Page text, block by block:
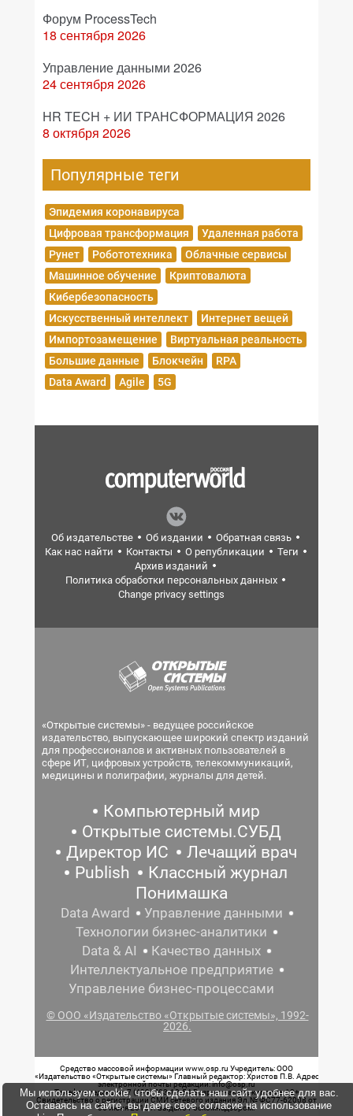
Форум ProcessTech
18 сентября 2026
Управление данными 2026
24 сентября 2026
HR TECH + ИИ ТРАНСФОРМАЦИЯ 2026
8 октября 2026
Популярные теги
Эпидемия коронавируса
Цифровая трансформация
Удаленная работа
Рунет
Робототехника
Облачные сервисы
Машинное обучение
Криптовалюта
Кибербезопасность
Искусственный интеллект
Интернет вещей
Импортозамещение
Виртуальная реальность
Большие данные
Блокчейн
RPA
Data Award
Agile 5G
Об издательстве Об издании
Обратная связь
Как нас найти
Контакты О републикации
Теги
Архив изданий
Политика обработки персональных данных
Change privacy settings
«Открытые системы» - ведущее российское
издательство, выпускающее широкий спектр изданий
для профессионалов и активных пользователей в
сфере ИТ, цифровых устройств, телекоммуникаций,
медицины и полиграфии, журналы для детей.
Компьютерный мир
Открытые системы.СУБД
Директор ИС
Лечащий врач
Publish
Классный журнал
Понимашка
Data Award
Управление данными
Технологии бизнес-аналитики
Data & AI
Качество данных
Интеллектуальное предприятие
Управление бизнес-процессами
© ООО «Издательство «Открытые системы», 1992-
2026.
Средство массовой информации www.osp.ru Учредитель: ООО
«Издательство «Открытые системы» Главный редактор: Христов П.В. Адрес
электронной почты редакции: info@osp.ru
Телефон редакции: 7 (499) 703-18-54 Возрастная маркировка: 12+
Свидетельство о регистрации СМИ сетевого издания Эл.№ ФС77-62008 от
05 июня 2015 г. выдано Роскомнадзором.
Мы используем cookie, чтобы сделать наш сайт удобнее для вас.
Оставаясь на сайте, вы даете свое согласие на использование